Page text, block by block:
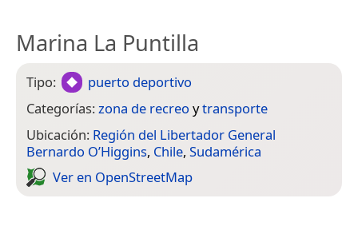
Marina La Puntilla
Tipo:
puerto deportivo
Categorías:zona de recreo ytransporte
Ubicación: Región del Libertador General
Bernardo O’Higgins, Chile, Sudamérica
Ver en Open­Street­Map